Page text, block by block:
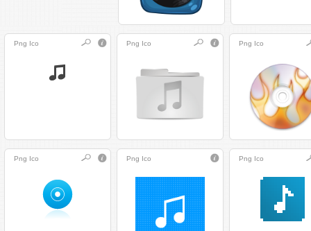
Png Ico Png Ico Png Ico
Png Ico Png Ico Png Ico